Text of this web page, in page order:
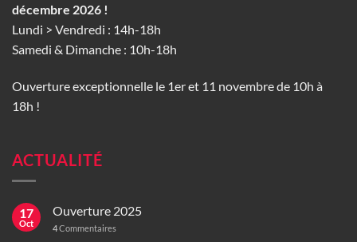
décembre 2026 !
Lundi > Vendredi : 14h-18h
Samedi & Dimanche : 10h-18h
Ouverture exceptionnelle le 1er et 11 novembre de 10h à
18h !
ACTUALITÉ
17
Oct
Ouverture 2025
4Commentaires